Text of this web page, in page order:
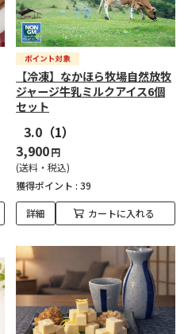
【冷凍】なかほら牧場自然放牧
ジャージ牛乳ミルクアイス6個
セット
3.0 （1）
3,900円
(送料・税込)
獲得ポイント : 39
詳細 カートに入れる